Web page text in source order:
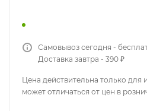
Самовывоз сегодня -
Доставка завтра - 390 ₽
Цена действительна только для
может отличаться от цен в